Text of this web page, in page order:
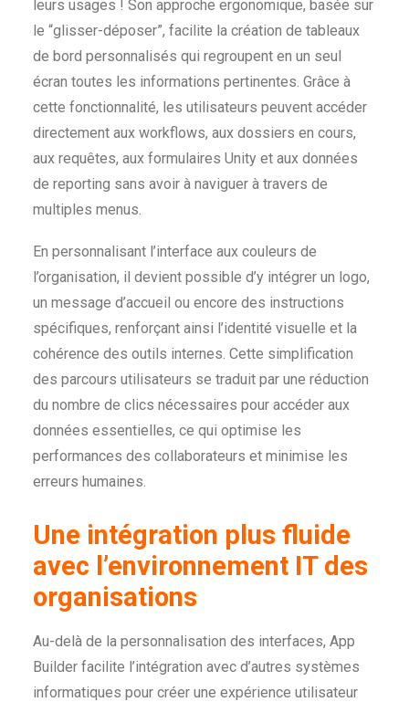
leurs usages ! Son approche ergonomique, basée sur
le “glisser-déposer”, facilite la création de tableaux
de bord personnalisés qui regroupent en un seul
écran toutes les informations pertinentes. Grâce à
cette fonctionnalité, les utilisateurs peuvent accéder
directement aux workflows, aux dossiers en cours,
aux requêtes, aux formulaires Unity et aux données
de reporting sans avoir à naviguer à travers de
multiples menus.
En personnalisant l’interface aux couleurs de
l’organisation, il devient possible d’y intégrer un logo,
un message d’accueil ou encore des instructions
spécifiques, renforçant ainsi l’identité visuelle et la
cohérence des outils internes. Cette simplification
des parcours utilisateurs se traduit par une réduction
du nombre de clics nécessaires pour accéder aux
données essentielles, ce qui optimise les
performances des collaborateurs et minimise les
erreurs humaines.
Une intégration plus fluide
avec l’environnement IT des
organisations
Au-delà de la personnalisation des interfaces, App
Builder facilite l’intégration avec d’autres systèmes
informatiques pour créer une expérience utilisateur